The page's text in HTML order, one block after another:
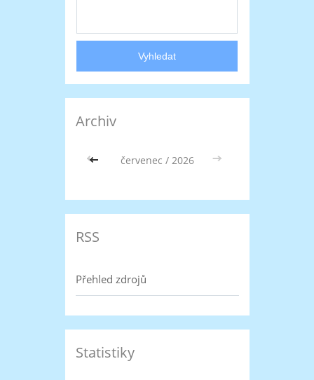
Archiv
<< červenec / 2026 >>
RSS
Přehled zdrojů
Statistiky